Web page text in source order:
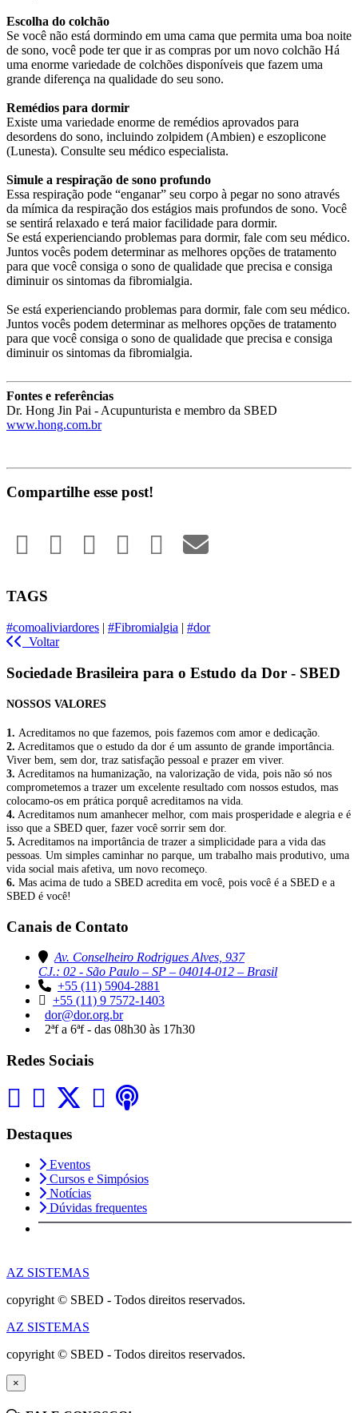
Escolha do colchão
Se você não está dormindo em uma cama que permita uma boa noite
de sono, você pode ter que ir as compras por um novo colchão Há
uma enorme variedade de colchões disponíveis que fazem uma
grande diferença na qualidade do seu sono.
Remédios para dormir
Existe uma variedade enorme de remédios aprovados para
desordens do sono, incluindo zolpidem (Ambien) e eszoplicone
(Lunesta). Consulte seu médico especialista.
Simule a respiração de sono profundo
Essa respiração pode “enganar” seu corpo à pegar no sono através
da mímica da respiração dos estágios mais profundos de sono. Você
se sentirá relaxado e terá maior facilidade para dormir.
Se está experienciando problemas para dormir, fale com seu médico.
Juntos vocês podem determinar as melhores opções de tratamento
para que você consiga o sono de qualidade que precisa e consiga
diminuir os sintomas da fibromialgia.
Se está experienciando problemas para dormir, fale com seu médico.
Juntos vocês podem determinar as melhores opções de tratamento
para que você consiga o sono de qualidade que precisa e consiga
diminuir os sintomas da fibromialgia.
Fontes e referências
Dr. Hong Jin Pai - Acupunturista e membro da SBED
www.hong.com.br
Compartilhe esse post!
TAGS
#comoaliviardores | #Fibromialgia | #dor
Voltar
Sociedade Brasileira para o Estudo da Dor - SBED
NOSSOS VALORES
1. Acreditamos no que fazemos, pois fazemos com amor e dedicação.
2. Acreditamos que o estudo da dor é um assunto de grande importância.
Viver bem, sem dor, traz satisfação pessoal e prazer em viver.
3. Acreditamos na humanização, na valorização de vida, pois não só nos
comprometemos a trazer um excelente resultado com nossos estudos, mas
colocamo-os em prática porquê acreditamos na vida.
4. Acreditamos num amanhecer melhor, com mais prosperidade e alegria e é
isso que a SBED quer, fazer você sorrir sem dor.
5. Acreditamos na importância de trazer a simplicidade para a vida das
pessoas. Um simples caminhar no parque, um trabalho mais produtivo, uma
vida social mais afetiva, um novo recomeço.
6. Mas acima de tudo a SBED acredita em você, pois você é a SBED e a
SBED é você!
Canais de Contato
Av. Conselheiro Rodrigues Alves, 937
CJ.: 02 - São Paulo – SP – 04014-012 – Brasil
+55 (11) 5904-2881
+55 (11) 9 7572-1403
dor@dor.org.br
2ªf a 6ªf - das 08h30 às 17h30
Redes Sociais
Destaques
Eventos
Cursos e Simpósios
Notícias
Dúvidas frequentes
AZ SISTEMAS
copyright © SBED - Todos direitos reservados.
AZ SISTEMAS
copyright © SBED - Todos direitos reservados.
×